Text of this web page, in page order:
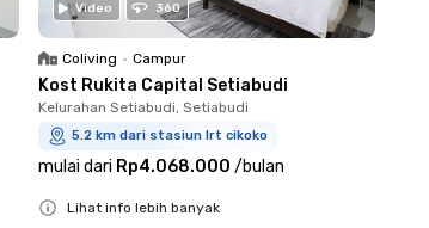
Video 360
Coliving • Campur
Kost Rukita Capital Setiabudi
Kelurahan Setiabudi, Setiabudi
5.2 km dari stasiun lrt cikoko
mulai dari Rp4.068.000 /bulan
Lihat info lebih banyak